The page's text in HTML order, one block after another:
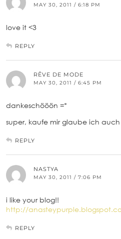
MAY 30, 2011 / 6:18 PM
love it <3
REPLY
RÊVE DE MODE
MAY 30, 2011 / 6:45 PM
dankeschööön =*
super, kaufe mir glaube ich
REPLY
NASTYA
MAY 30, 2011 / 7:06 PM
i like your blog!!
http://
REPLY